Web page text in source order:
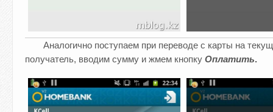
Аналогично поступаем при переводе с карты на
получатель, вводим сумму и жмем кнопку Оплатить.